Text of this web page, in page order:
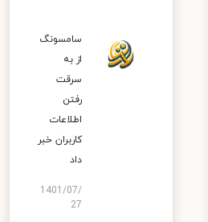
سامسونگ
از به
سرقت
رفتن
اطلاعات
کاربران خبر
داد
1401/07/
27